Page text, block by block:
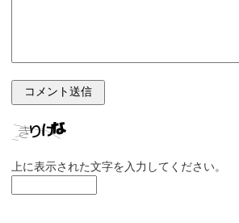
上に表示された文字を入力してください。